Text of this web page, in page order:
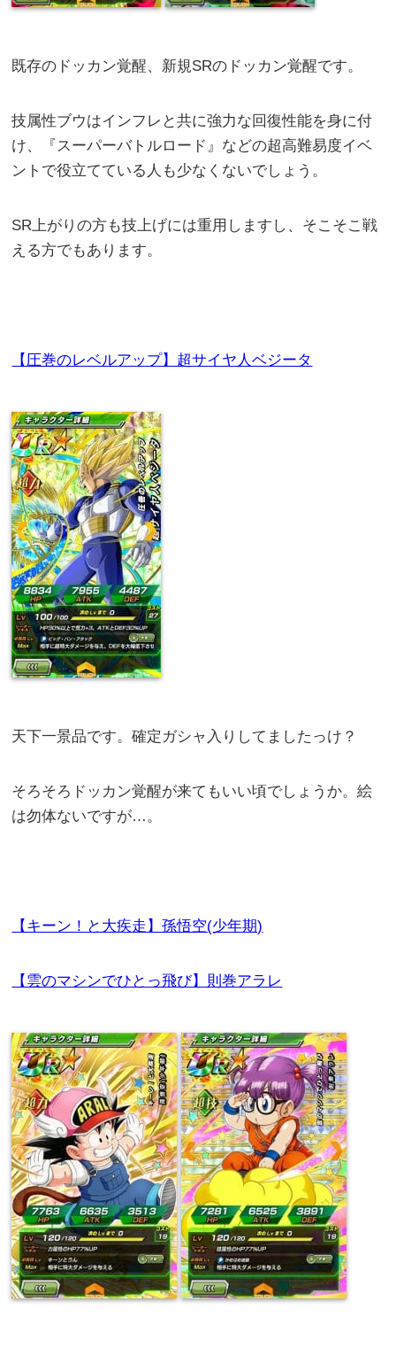
既存のドッカン覚醒、新規SRのドッカン覚醒です。
技属性ブウはインフレと共に強力な回復性能を身に付
け、『スーパーバトルロード』などの超高難易度イベ
ントで役立てている人も少なくないでしょう。
SR上がりの方も技上げには重用しますし、そこそこ戦
える方でもあります。
【圧巻のレベルアップ】超サイヤ人ベジータ
天下一景品です。確定ガシャ入りしてましたっけ？
そろそろドッカン覚醒が来てもいい頃でしょうか。絵
は勿体ないですが…。
【キーン！と大疾走】孫悟空(少年期)
【雲のマシンでひとっ飛び】則巻アラレ